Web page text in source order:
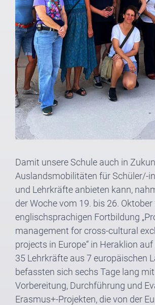
Damit unsere Schule auch in
Auslandsmobilitäten für Schüler/-
und Lehrkräfte anbieten kann,
der Woche vom 19. bis 26.
englischsprachigen Fortbildung
management for cross-cultural
projects in Europe“ in Heraklion
35 Lehrkräfte aus 7 europäischen
befassten sich sechs Tage lang
Vorbereitung, Durchführung und
Erasmus+-Projekten, die von der